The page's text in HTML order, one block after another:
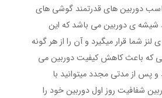
دوربین های قدرتمند گوشی های
شیشه ی دوربین می باشد که این
شما قرار میگیرد و آن را از هر گونه
باعث کاهش کیفیت دوربین می
پس از مدتی مجدد میتوانید با
شفافیت روز اول دوربین خود را